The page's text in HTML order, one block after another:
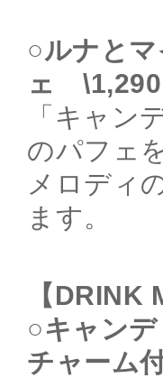
○ルナと
ェ \1,290
「キャン
のパフェ
メロディ
ます。
【DRINK
○キャン
チャーム